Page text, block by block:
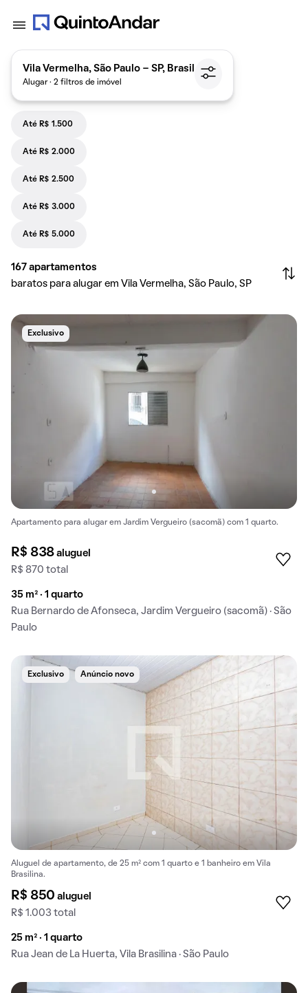
Vila Vermelha, São Paulo - SP, Brasil
Alugar · 2 filtros de imóvel
Até R$ 1.500
Até R$ 2.000
Até R$ 2.500
Até R$ 3.000
Até R$ 5.000
167 apartamentos
baratos para alugar em Vila Vermelha, São Paulo, SP
Exclusivo
Apartamento para alugar em Jardim Vergueiro (sacomã) com 1 quarto.
R$ 838aluguel
R$ 870 total
35 m² · 1 quarto
Rua Bernardo de Afonseca, Jardim Vergueiro (sacomã) · São
Paulo
Exclusivo Anúncio novo
Aluguel de apartamento, de 25 m² com 1 quarto e 1 banheiro em Vila
Brasilina.
R$ 850aluguel
R$ 1.003 total
25 m² · 1 quarto
Rua Jean de La Huerta, Vila Brasilina · São Paulo